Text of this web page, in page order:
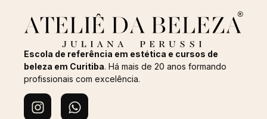
Escola de referência em estética e cursos de
beleza em Curitiba. Há mais de 20 anos formando
profissionais com excelência.